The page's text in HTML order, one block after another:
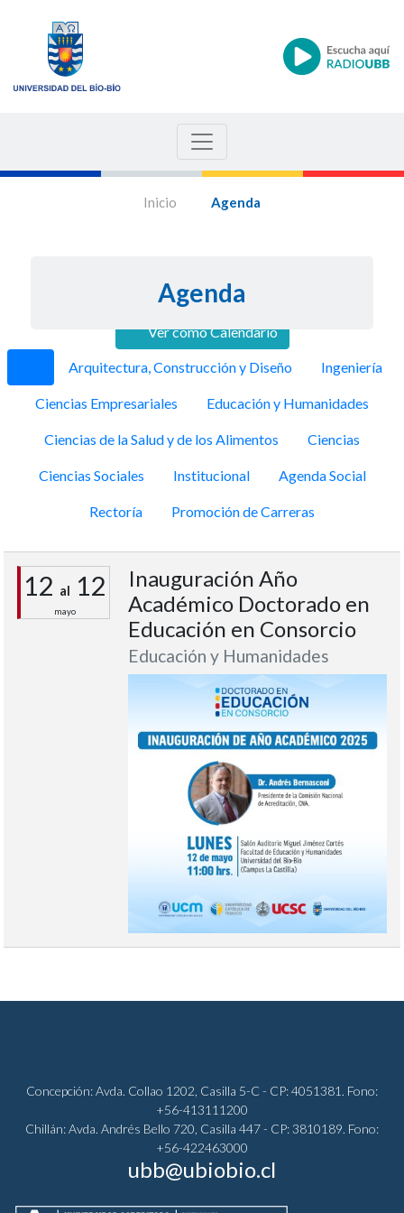
Inicio Agenda
Agenda
Anterior
Ver como Calendario
Arquitectura, Construcción y Diseño Ingeniería
Ciencias Empresariales Educación y Humanidades
Ciencias de la Salud y de los Alimentos Ciencias
Ciencias Sociales Institucional Agenda Social
Rectoría Promoción de Carreras
12 al 12
mayo
Inauguración Año
Académico Doctorado en
Educación en Consorcio
Educación y Humanidades
Concepción: Avda. Collao 1202, Casilla 5-C - CP: 4051381. Fono:
+56-413111200
Chillán: Avda. Andrés Bello 720, Casilla 447 - CP: 3810189. Fono:
+56-422463000
ubb@ubiobio.cl